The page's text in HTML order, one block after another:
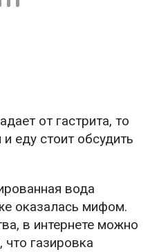
от гастрита, то
еду стоит обсудить
вода
оказалась мифом.
в интернете можно
газировка